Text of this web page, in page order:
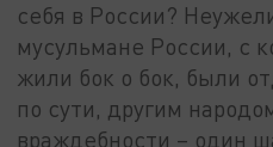
себя в России?
мусульмане России, с
жили бок о бок, были
по сути, другим
враждебности – один